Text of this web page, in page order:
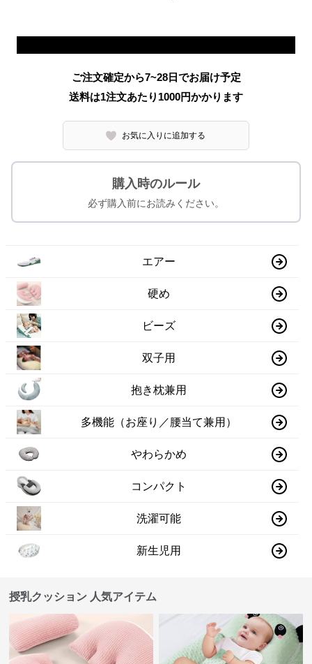
ご注文確定から7~28日でお届け予定
送料は1注文あたり 1000円かかります
お気に入りに追加する
購入時のルール
必ず購入前にお読みください。
エアー
硬め
ビーズ
双子用
抱き枕兼用
多機能（お座り／腰当て兼用）
やわらかめ
コンパクト
洗濯可能
新生児用
授乳クッション 人気アイテム